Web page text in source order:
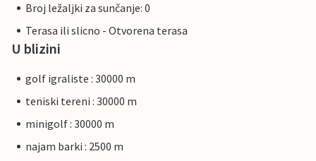
Broj ležaljki za sunčanje: 0
Terasa ili slicno - Otvorena terasa
U blizini
golf igraliste : 30000 m
teniski tereni : 30000 m
minigolf : 30000 m
najam barki : 2500 m